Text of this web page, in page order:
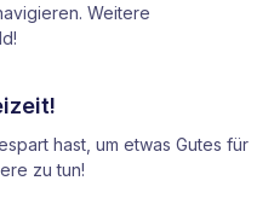
Weitere
hast, um etwas Gutes für
zu tun!